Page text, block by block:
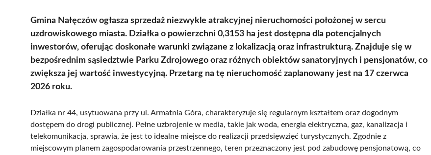
Gmina Nałęczów ogłasza sprzedaż niezwykle atrakcyjnej nieruchomości położonej w sercu
uzdrowiskowego miasta. Działka o powierzchni 0,3153 ha jest dostępna dla potencjalnych
inwestorów, oferując doskonałe warunki związane z lokalizacją oraz infrastrukturą. Znajduje się w
bezpośrednim sąsiedztwie Parku Zdrojowego oraz różnych obiektów sanatoryjnych i pensjonatów, co
zwiększa jej wartość inwestycyjną. Przetarg na tę nieruchomość zaplanowany jest na 17 czerwca
2026 roku.
Działka nr 44, usytuowana przy ul. Armatnia Góra, charakteryzuje się regularnym kształtem oraz dogodnym
dostępem do drogi publicznej. Pełne uzbrojenie w media, takie jak woda, energia elektryczna, gaz, kanalizacja i
telekomunikacja, sprawia, że jest to idealne miejsce do realizacji przedsięwzięć turystycznych. Zgodnie z
miejscowym planem zagospodarowania przestrzennego, teren przeznaczony jest pod zabudowę pensjonatową, co